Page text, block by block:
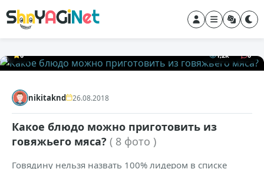
0 1,2к 0
nikitaknd 26.08.2018
Какое блюдо можно приготовить из
говяжьего мяса? ( 8 фото )
Говядину нельзя назвать 100% лидером в списке